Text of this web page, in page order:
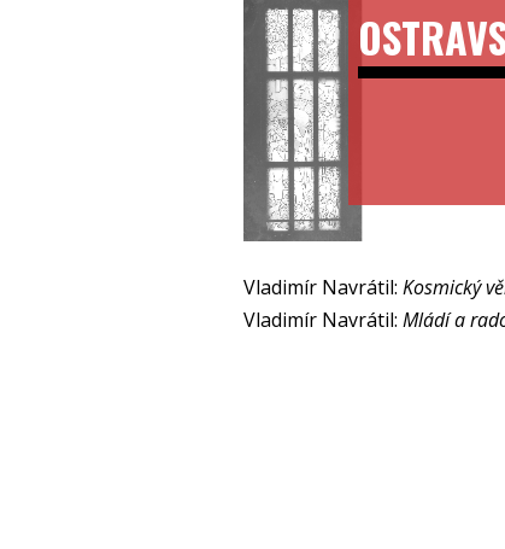
Vladimír Navrátil: Kosmický
Vladimír Navrátil: Mládí a